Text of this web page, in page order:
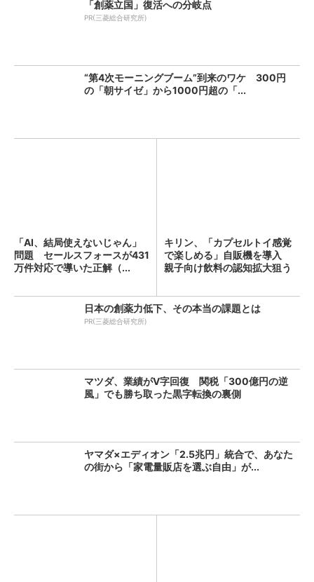
「創薬立国」復活への分岐点
PR(三菱総合研究所)
“第4次モーニングブーム”到来のワケ 300円
の「朝サイゼ」から1000円超の「...
「AI、結局使えないじゃん」
問題 セールスフォースが431
万件対応で導いた正解（...
キリン、「カプセルトイ感覚
で楽しめる」自販機を導入
親子向け飲料の認知拡大狙う
日本の創薬力低下、その本当の課題とは
PR(三菱総合研究所)
マツダ、業績がV字回復 関税「300億円の逆
風」でも勝ち取った黒字転換の裏側
ヤマダ×エディオン「2.5兆円」統合で、あなた
の街から「家電量販店を選ぶ自由」が...